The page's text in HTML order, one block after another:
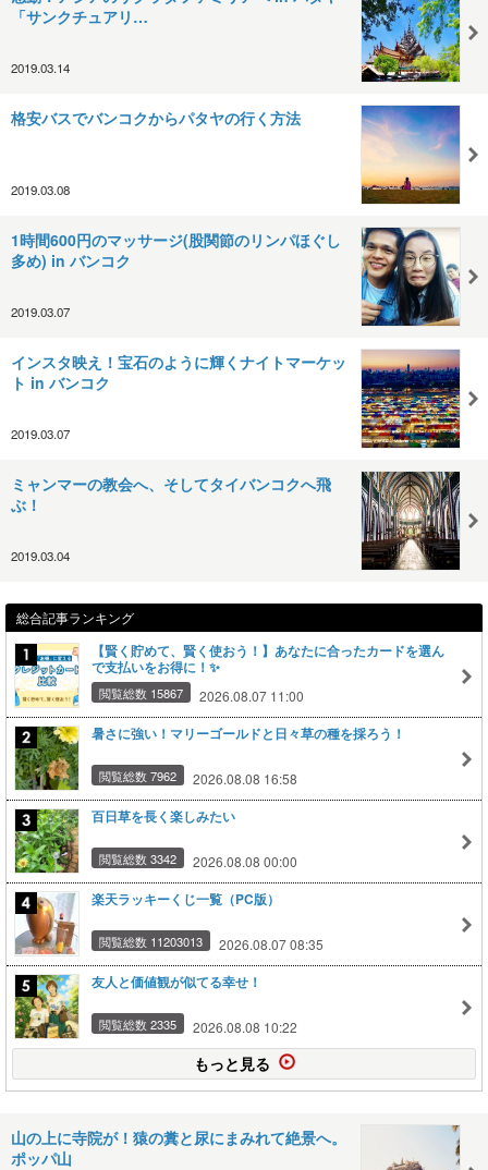
「サンクチュアリ…
2019.03.14
格安バスでバンコクからパタヤの行く方法
2019.03.08
1時間600円のマッサージ(股関節のリンパほぐし
多め) in バンコク
2019.03.07
インスタ映え！宝石のように輝くナイトマーケッ
ト in バンコク
2019.03.07
ミャンマーの教会へ、そしてタイバンコクへ飛
ぶ！
2019.03.04
総合記事ランキング
【賢く貯めて、賢く使おう！】あなたに合ったカードを選ん
で支払いをお得に！✨
閲覧総数 15867 2026.08.07 11:00
暑さに強い！マリーゴールドと日々草の種を採ろう！
閲覧総数 7962 2026.08.08 16:58
百日草を長く楽しみたい
閲覧総数 3342 2026.08.08 00:00
楽天ラッキーくじ一覧（PC版）
閲覧総数 11203013 2026.08.07 08:35
友人と価値観が似てる幸せ！
閲覧総数 2335 2026.08.08 10:22
もっと見る
山の上に寺院が！猿の糞と尿にまみれて絶景へ。
ポッパ山